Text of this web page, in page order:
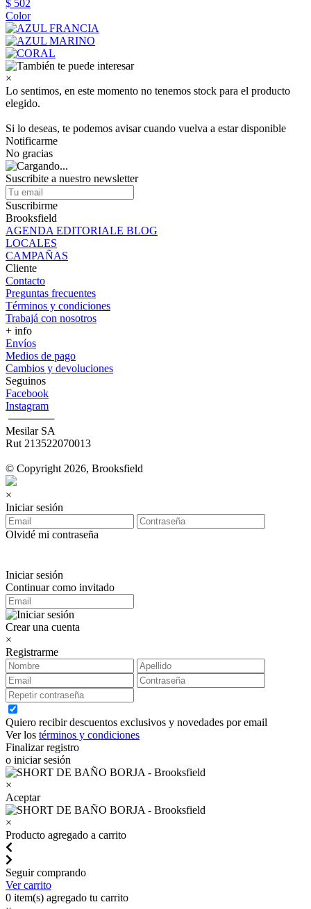
$ 502
Color
×
Lo sentimos, en este momento no tenemos stock para el producto
elegido.
Si lo deseas, te podemos avisar cuando vuelva a estar disponible
Notificarme
No gracias
Suscribite a nuestro newsletter
Suscribirme
Brooksfield
AGENDA EDITORIALE BLOG
LOCALES
CAMPAÑAS
Cliente
Contacto
Preguntas frecuentes
Términos y condiciones
Trabajá con nosotros
+ info
Envíos
Medios de pago
Cambios y devoluciones
Seguinos
Facebook
Instagram
‎ ──────
Mesilar SA
Rut 213522070013
© Copyright 2026, Brooksfield
×
Iniciar sesión
Olvidé mi contraseña
Iniciar sesión
Continuar como invitado
Crear una cuenta
×
Registrarme
Quiero recibir descuentos exclusivos y novedades por email
Ver los términos y condiciones
Finalizar registro
o iniciar sesión
×
Aceptar
×
Producto agregado a carrito
Seguir comprando
Ver carrito
0 item(s) agregado tu carrito